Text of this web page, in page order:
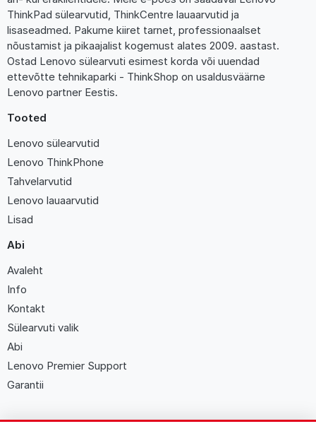
ThinkPad sülearvutid, ThinkCentre lauaarvutid ja
lisaseadmed. Pakume kiiret tarnet, professionaalset
nõustamist ja pikaajalist kogemust alates 2009. aastast.
Ostad Lenovo sülearvuti esimest korda või uuendad
ettevõtte tehnikaparki - ThinkShop on usaldusväärne
Lenovo partner Eestis.
Tooted
Lenovo sülearvutid
Lenovo ThinkPhone
Tahvelarvutid
Lenovo lauaarvutid
Lisad
Abi
Avaleht
Info
Kontakt
Sülearvuti valik
Abi
Lenovo Premier Support
Garantii